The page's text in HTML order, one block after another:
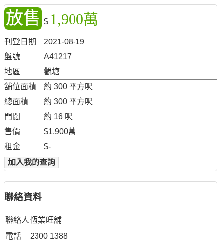
放售 $ 1,900萬
刊登日期
2021-08-19
盤號
A41217
地區
觀塘
舖位面積
約 300 平方呎
總面積
約 300 平方呎
門闊
約 16 呎
售價
$1,900萬
租金
$-
加入我的查詢
聯絡資料
聯絡人 恆業旺舖
電話
2300 1388